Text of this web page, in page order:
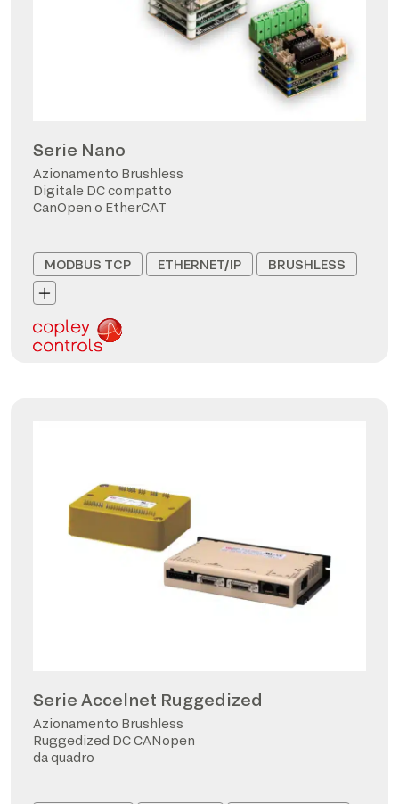
Serie Nano
Azionamento Brushless
Digitale DC compatto
CanOpen o EtherCAT
MODBUS TCP ETHERNET/IP BRUSHLESS
Serie Accelnet Ruggedized
Azionamento Brushless
Ruggedized DC CANopen
da quadro